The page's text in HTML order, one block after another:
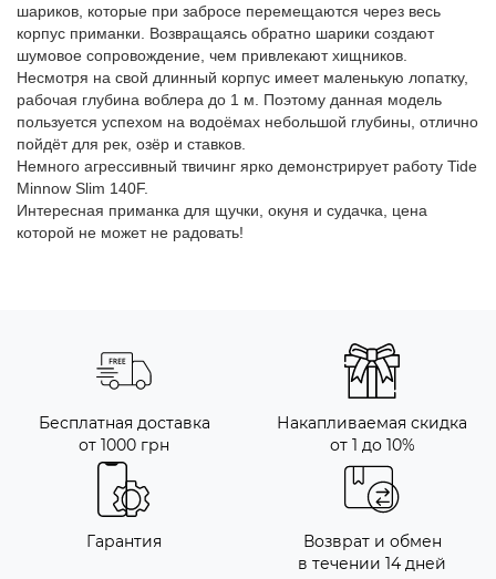
шариков, которые при забросе перемещаются через весь
корпус приманки. Возвращаясь обратно шарики создают
шумовое сопровождение, чем привлекают хищников.
Несмотря на свой длинный корпус имеет маленькую лопатку,
рабочая глубина воблера до 1 м. Поэтому данная модель
пользуется успехом на водоёмах небольшой глубины, отлично
пойдёт для рек, озёр и ставков.
Немного агрессивный твичинг ярко демонстрирует работу Tide
Minnow Slim 140F.
Интересная приманка для щучки, окуня и судачка, цена
которой не может не радовать!
Бесплатная доставка
от 1000 грн
Накапливаемая скидка
от 1 до 10%
Гарантия
Возврат и обмен
в течении 14 дней